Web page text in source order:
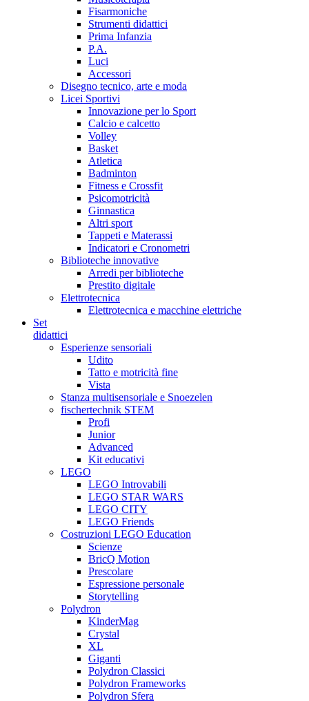
Fisarmoniche
Strumenti didattici
Prima Infanzia
P.A.
Luci
Accessori
Disegno tecnico, arte e moda
Licei Sportivi
Innovazione per lo Sport
Calcio e calcetto
Volley
Basket
Atletica
Badminton
Fitness e Crossfit
Psicomotricità
Ginnastica
Altri sport
Tappeti e Materassi
Indicatori e Cronometri
Biblioteche innovative
Arredi per biblioteche
Prestito digitale
Elettrotecnica
Elettrotecnica e macchine elettriche
Set
didattici
Esperienze sensoriali
Udito
Tatto e motricità fine
Vista
Stanza multisensoriale e Snoezelen
fischertechnik STEM
Profi
Junior
Advanced
Kit educativi
LEGO
LEGO Introvabili
LEGO STAR WARS
LEGO CITY
LEGO Friends
Costruzioni LEGO Education
Scienze
BricQ Motion
Prescolare
Espressione personale
Storytelling
Polydron
KinderMag
Crystal
XL
Giganti
Polydron Classici
Polydron Frameworks
Polydron Sfera